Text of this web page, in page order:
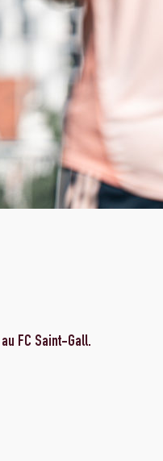
FC Saint-Gall.